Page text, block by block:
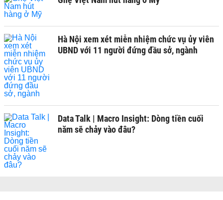
Hà Nội xem xét miễn nhiệm chức vụ ủy viên
UBND với 11 người đứng đầu sở, ngành
Data Talk | Macro Insight: Dòng tiền cuối
năm sẽ chảy vào đâu?